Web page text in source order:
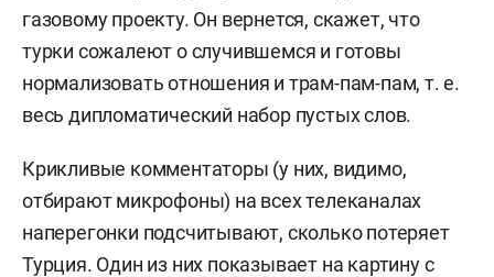
газовому проекту. Он вернется, скажет, что
турки сожалеют о случившемся и готовы
нормализовать отношения и трам-пам-пам, т. е.
весь дипломатический набор пустых слов.
Крикливые комментаторы (у них, видимо,
отбирают микрофоны) на всех телеканалах
наперегонки подсчитывают, сколько потеряет
Турция. Один из них показывает на картину с